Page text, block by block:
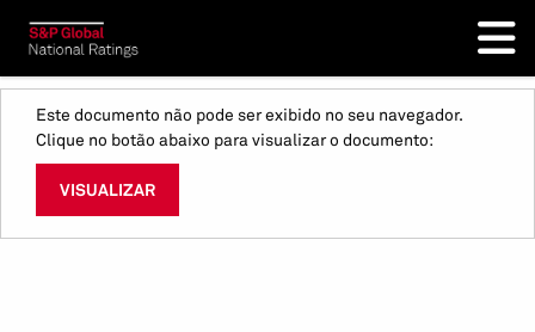
Este documento não pode ser exibido no seu navegador.
Clique no botão abaixo para visualizar o documento:
VISUALIZAR